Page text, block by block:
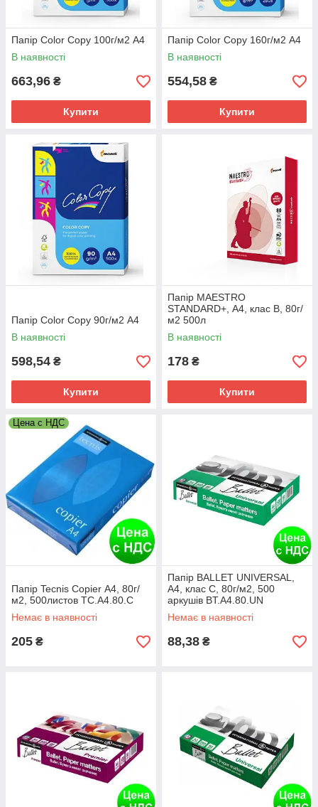
Папір Color Copy 100г/м2 А4
В наявності
663,96 ₴
Купити
Папір Color Copy 160г/м2 А4
В наявності
554,58 ₴
Купити
Папір Color Copy 90г/м2 А4
В наявності
598,54 ₴
Купити
Папір MAESTRO
STANDARD+, А4, клас B, 80г/
м2 500л
В наявності
178 ₴
Купити
Цена с НДС
Папір Tecnis Copier А4, 80г/
м2, 500листов TC.A4.80.C
Немає в наявності
205 ₴
Папір BALLET UNIVERSAL,
А4, клас С, 80г/м2, 500
аркушів BT.A4.80.UN
Немає в наявності
88,38 ₴